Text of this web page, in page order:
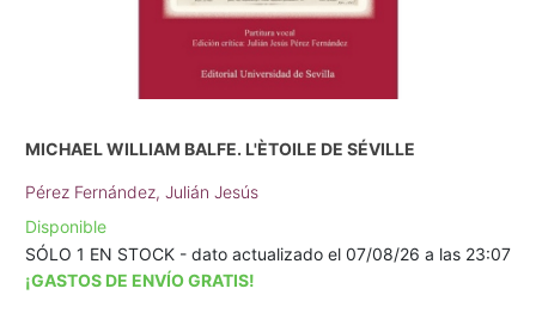
MICHAEL WILLIAM BALFE. L'ÈTOILE DE SÉVILLE
Pérez Fernández, Julián Jesús
Disponible
SÓLO 1 EN STOCK - dato actualizado el 07/08/26 a las 23:07
¡GASTOS DE ENVÍO GRATIS!